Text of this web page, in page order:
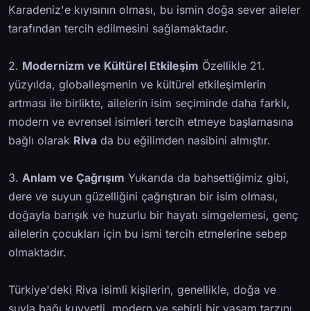
Karadeniz'e kıyısının olması, bu ismin doğa sever aileler
tarafından tercih edilmesini sağlamaktadır.
2. Modernizm ve Kültürel Etkileşim Özellikle 21.
yüzyılda, globalleşmenin ve kültürel etkileşimlerin
artması ile birlikte, ailelerin isim seçiminde daha farklı,
modern ve evrensel isimleri tercih etmeye başlamasına
bağlı olarak Riva da bu eğilimden nasibini almıştır.
3. Anlam ve Çağrışım Yukarıda da bahsettiğimiz gibi,
dere ve suyun güzelliğini çağrıştıran bir isim olması,
doğayla barışık ve huzurlu bir hayatı simgelemesi, genç
ailelerin çocukları için bu ismi tercih etmelerine sebep
olmaktadır.
Türkiye'deki Riva isimli kişilerin, genellikle, doğa ve
suyla bağı kuvvetli, modern ve şehirli bir yaşam tarzını